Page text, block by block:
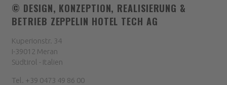
© DESIGN, KONZEPTION, REALISIERUNG &
BETRIEB ZEPPELIN HOTEL TECH AG
Kuperionstr. 34
I-39012 Meran
Südtirol - Italien
Tel. +39 0473 49 86 00